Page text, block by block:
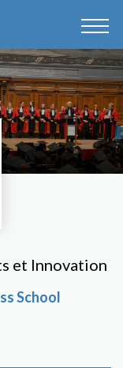
et Innovation
School